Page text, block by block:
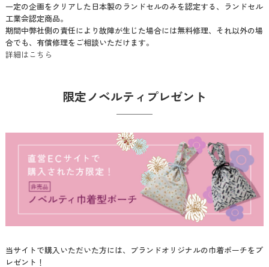
一定の企画をクリアした日本製のランドセルのみを認定する、ランドセル
工業会認定商品。
期間中弊社側の責任により故障が生じた場合には無料修理、それ以外の場
合でも、有償修理をご相談いただけます。
詳細はこちら
限定ノベルティプレゼント
当サイトで購入いただいた方には、ブランドオリジナルの巾着ポーチをプ
レゼント！